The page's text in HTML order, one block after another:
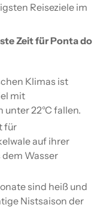
Reiseziele im
Zeit für Ponta do
Klimas ist
mit
22°C fallen.
für
auf ihrer
Wasser
sind heiß und
Nistsaison der